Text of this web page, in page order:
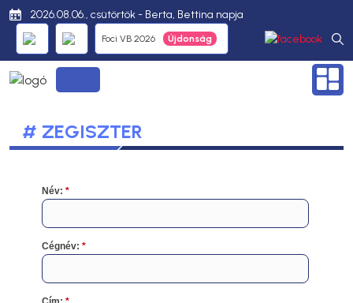
2026.08.06., csütörtök - Berta, Bettina napja
Foci VB 2026
# ZEGISZTER